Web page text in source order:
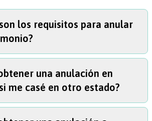
los requisitos para anular
anulación en cualquiera de estas
años cuando se casó,
una anulación en
me casé en otro estado?